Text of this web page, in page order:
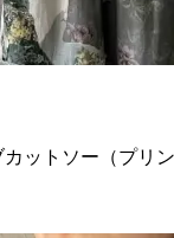
ットソー（プリン